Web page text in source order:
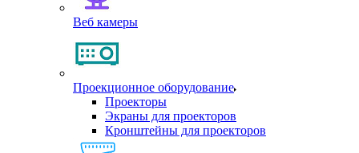
Веб камеры
Проекционное оборудование
Проекторы
Экраны для проекторов
Кронштейны для проекторов